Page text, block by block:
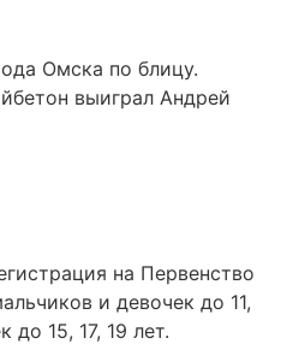
Омска по блицу.
выиграл Андрей
на Первенство
и девочек до 11,
15, 17, 19 лет.